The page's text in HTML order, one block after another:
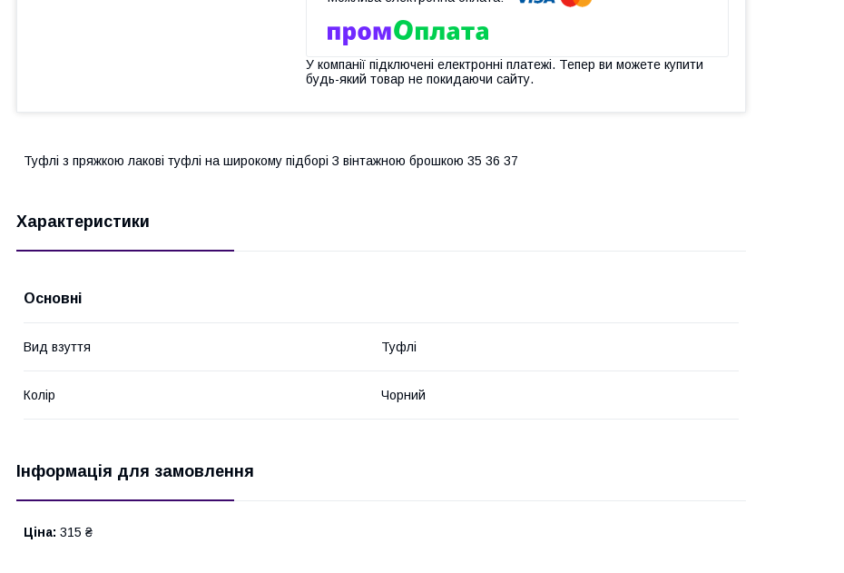
У компанії підключені електронні платежі. Тепер ви можете купити
будь-який товар не покидаючи сайту.
Туфлі з пряжкою лакові туфлі на широкому підборі З вінтажною брошкою 35 36 37
Характеристики
Основні
Вид взуття Туфлі
Колір Чорний
Інформація для замовлення
Ціна: 315 ₴